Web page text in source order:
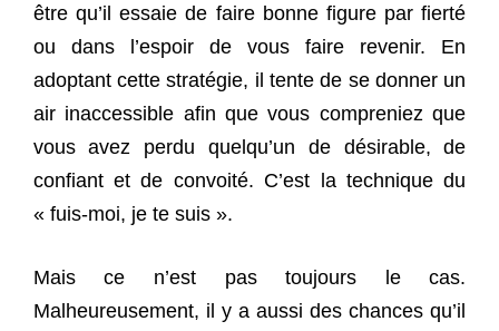
être qu’il essaie de faire bonne figure par fierté
ou dans l’espoir de vous faire revenir. En
adoptant cette stratégie, il tente de se donner un
air inaccessible afin que vous compreniez que
vous avez perdu quelqu’un de désirable, de
confiant et de convoité. C’est la technique du
« fuis-moi, je te suis ».
Mais ce n’est pas toujours le cas.
Malheureusement, il y a aussi des chances qu’il